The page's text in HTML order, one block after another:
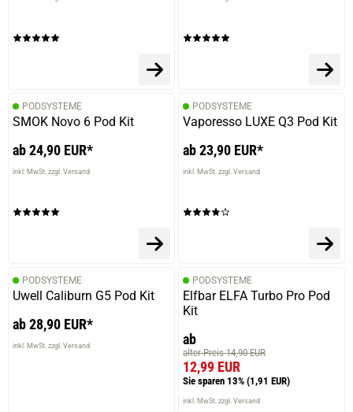
PODSYSTEME
SMOK Novo 6 Pod Kit
ab 24,90 EUR*
inkl. MwSt. zzgl. Versand
PODSYSTEME
Vaporesso LUXE Q3 Pod Kit
ab 23,90 EUR*
inkl. MwSt. zzgl. Versand
PODSYSTEME
Uwell Caliburn G5 Pod Kit
ab 28,90 EUR*
inkl. MwSt. zzgl. Versand
PODSYSTEME
Elfbar ELFA Turbo Pro Pod
Kit
ab
alter Preis 14,90 EUR
12,99 EUR
Sie sparen 13% (1,91 EUR)
inkl. MwSt. zzgl. Versand